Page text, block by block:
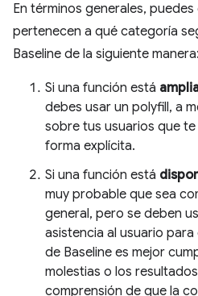
En términos generales,
pertenecen a qué categoría
Baseline de la siguiente manera:
Si una función está
debes usar un polyfill, a
sobre tus usuarios que
forma explícita.
Si una función está
muy probable que sea
general, pero se deben
asistencia al usuario
de Baseline es mejor
molestias o los
comprensión de que la